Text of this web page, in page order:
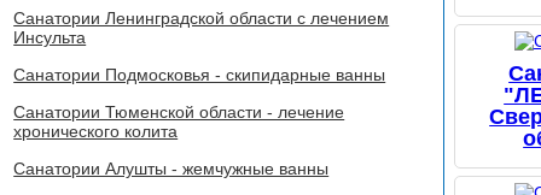
Санатории Ленинградской области с лечением
Инсульта
Санатории Подмосковья - скипидарные ванны
Санатории Тюменской области - лечение
хронического колита
Санатории Алушты - жемчужные ванны